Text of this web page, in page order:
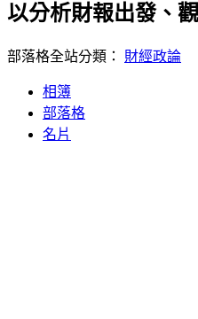
以分析財報出發、
部落格全站分類： 財經政論
相簿
部落格
名片